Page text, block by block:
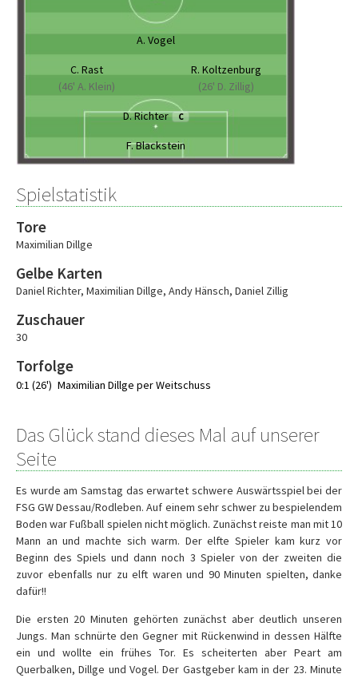
A. Vogel
C. Rast
(46' A. Klein)
R. Koltzenburg
(26' D. Zillig)
D. Richter C
F. Blackstein
Spielstatistik
Tore
Maximilian Dillge
Gelbe Karten
Daniel Richter, Maximilian Dillge, Andy Hänsch, Daniel Zillig
Zuschauer
30
Torfolge
0:1 (26') Maximilian Dillge per Weitschuss
Das Glück stand dieses Mal auf unserer
Seite
Es wurde am Samstag das erwartet schwere Auswärtsspiel bei der
FSG GW Dessau/Rodleben. Auf einem sehr schwer zu bespielendem
Boden war Fußball spielen nicht möglich. Zunächst reiste man mit 10
Mann an und machte sich warm. Der elfte Spieler kam kurz vor
Beginn des Spiels und dann noch 3 Spieler von der zweiten die
zuvor ebenfalls nur zu elft waren und 90 Minuten spielten, danke
dafür!!
Die ersten 20 Minuten gehörten zunächst aber deutlich unseren
Jungs. Man schnürte den Gegner mit Rückenwind in dessen Hälfte
ein und wollte ein frühes Tor. Es scheiterten aber Peart am
Querbalken, Dillge und Vogel. Der Gastgeber kam in der 23. Minute